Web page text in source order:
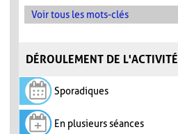
Voir tous les mots-clés
DÉROULEMENT DE L'ACTIVITÉ
Sporadiques
En plusieurs séances